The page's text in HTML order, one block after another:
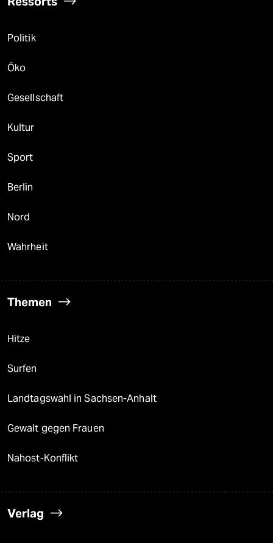
Politik
Öko
Gesellschaft
Kultur
Sport
Berlin
Nord
Wahrheit
Themen
Hitze
Surfen
Landtagswahl in Sachsen-Anhalt
Gewalt gegen Frauen
Nahost-Konflikt
Verlag